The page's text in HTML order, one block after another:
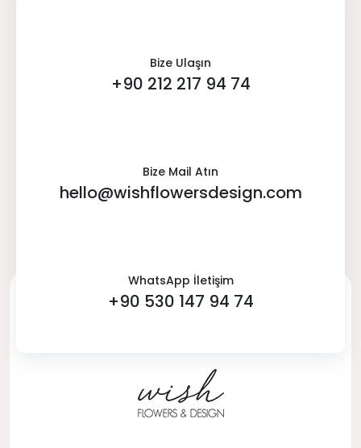
Bize Ulaşın
+90 212 217 94 74
Bize Mail Atın
hello@wishflowersdesign.com
WhatsApp İletişim
+90 530 147 94 74